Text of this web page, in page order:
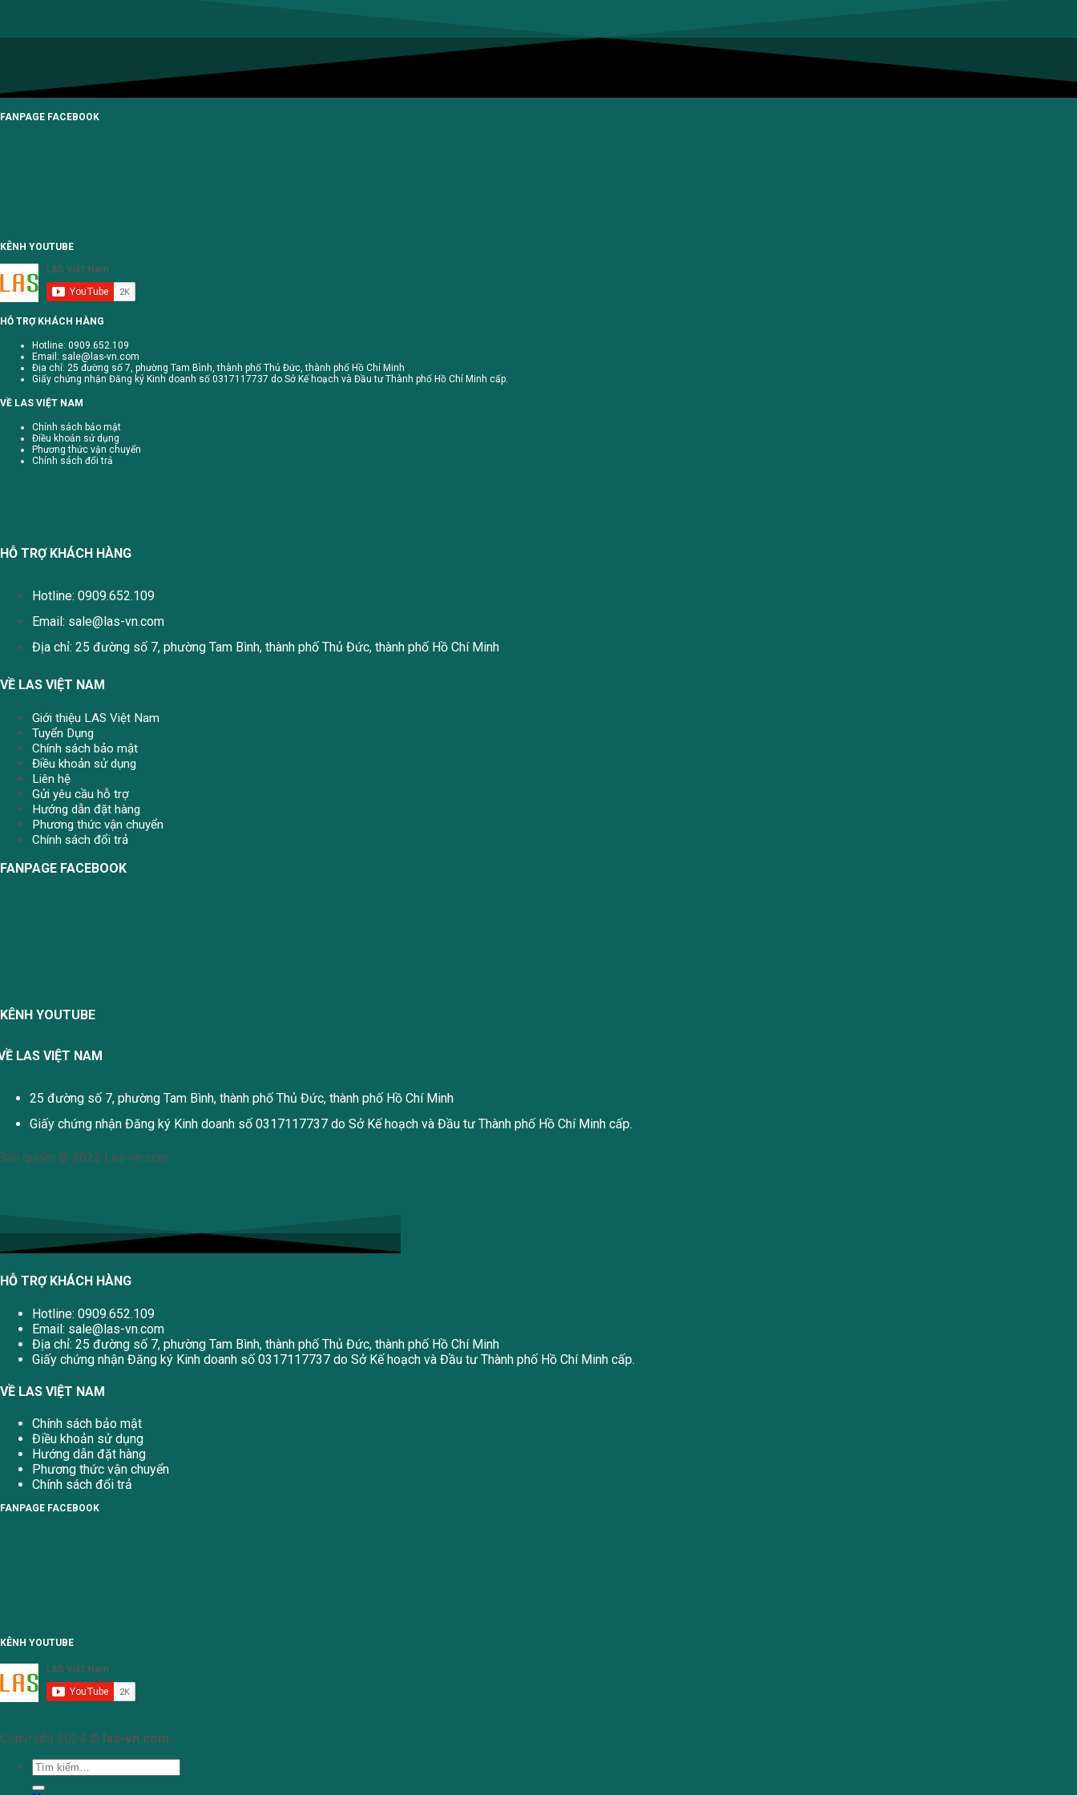
FANPAGE FACEBOOK
KÊNH YOUTUBE
HỖ TRỢ KHÁCH HÀNG
Hotline: 0909.652.109
Email: sale@las-vn.com
Địa chỉ: 25 đường số 7, phường Tam Bình, thành phố Thủ Đức, thành phố Hồ Chí Minh
Giấy chứng nhận Đăng ký Kinh doanh số 0317117737 do Sở Kế hoạch và Đầu tư Thành phố Hồ Chí Minh cấp.
VỀ LAS VIỆT NAM
Chính sách bảo mật
Điều khoản sử dụng
Phương thức vận chuyển
Chính sách đổi trả
HỖ TRỢ KHÁCH HÀNG
Hotline: 0909.652.109
Email: sale@las-vn.com
Địa chỉ: 25 đường số 7, phường Tam Bình, thành phố Thủ Đức, thành phố Hồ Chí Minh
VỀ LAS VIỆT NAM
Giới thiệu LAS Việt Nam
Tuyển Dụng
Chính sách bảo mật
Điều khoản sử dụng
Liên hệ
Gửi yêu cầu hỗ trợ
Hướng dẫn đặt hàng
Phương thức vận chuyển
Chính sách đổi trả
FANPAGE FACEBOOK
KÊNH YOUTUBE
LAS VIỆT NAM
25 đường số 7, phường Tam Bình, thành phố Thủ Đức, thành phố Hồ Chí Minh
Giấy chứng nhận Đăng ký Kinh doanh số 0317117737 do Sở Kế hoạch và Đầu tư Thành phố Hồ Chí Minh cấp.
quyền © 2022 Las-vn.com
HỖ TRỢ KHÁCH HÀNG
Hotline: 0909.652.109
Email: sale@las-vn.com
Địa chỉ: 25 đường số 7, phường Tam Bình, thành phố Thủ Đức, thành phố Hồ Chí Minh
Giấy chứng nhận Đăng ký Kinh doanh số 0317117737 do Sở Kế hoạch và Đầu tư Thành phố Hồ Chí Minh cấp.
VỀ LAS VIỆT NAM
Chính sách bảo mật
Điều khoản sử dụng
Hướng dẫn đặt hàng
Phương thức vận chuyển
Chính sách đổi trả
FANPAGE FACEBOOK
KÊNH YOUTUBE
Copyright 2024 © las-vn.com
Tìm
kiếm: